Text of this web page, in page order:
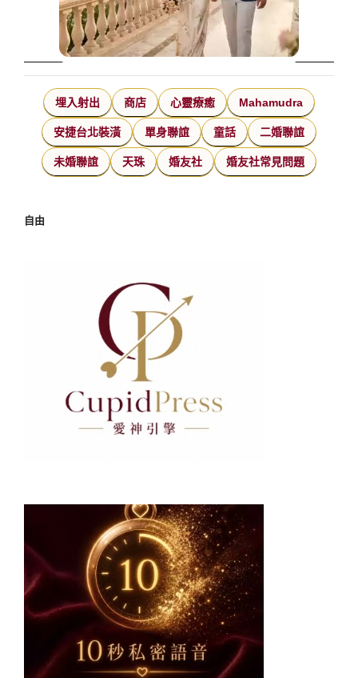
埋入射出 商店 心靈療癒 Mahamudra
安捷台北裝潢 單身聯誼 童話 二婚聯誼
未婚聯誼 天珠 婚友社 婚友社常見問題
自由